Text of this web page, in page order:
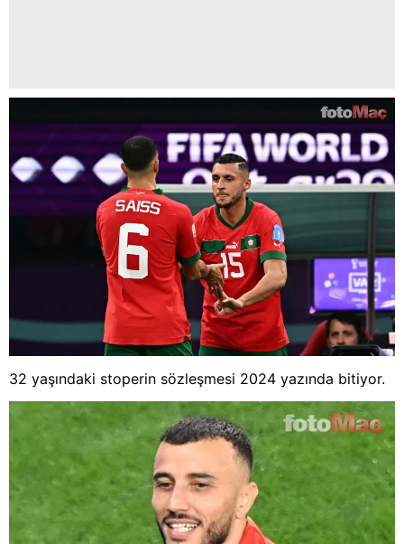
32 yaşındaki stoperin sözleşmesi 2024 yazında bitiyor.